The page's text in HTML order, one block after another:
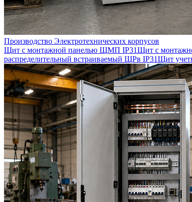
Производство Электротехнических корпусов
Щит с монтажной панелью ЩМП IP31Щит с
распределительный встраиваемый ЩРв IP31Щит